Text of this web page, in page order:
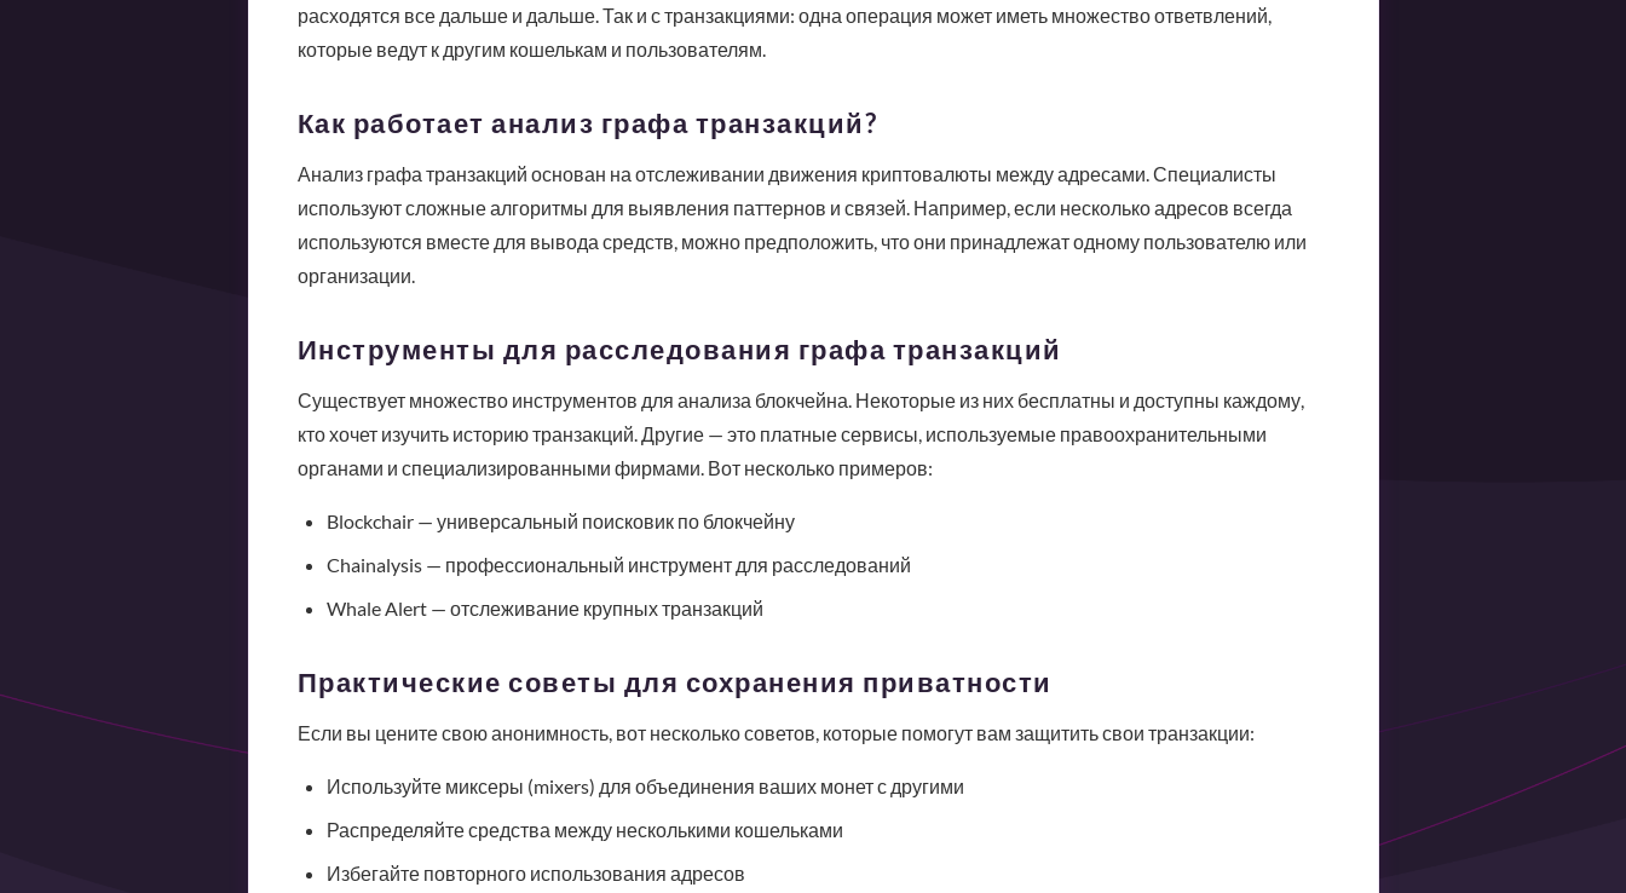
расходятся все дальше и дальше. Так и с транзакциями: одна операция может иметь множество ответвлений,
которые ведут к другим кошелькам и пользователям.
Как работает анализ графа транзакций?
Анализ графа транзакций основан на отслеживании движения криптовалюты между адресами. Специалисты
используют сложные алгоритмы для выявления паттернов и связей. Например, если несколько адресов всегда
используются вместе для вывода средств, можно предположить, что они принадлежат одному пользователю или
организации.
Инструменты для расследования графа транзакций
Существует множество инструментов для анализа блокчейна. Некоторые из них бесплатны и доступны каждому,
кто хочет изучить историю транзакций. Другие — это платные сервисы, используемые правоохранительными
органами и специализированными фирмами. Вот несколько примеров:
Blockchair — универсальный поисковик по блокчейну
Chainalysis — профессиональный инструмент для расследований
Whale Alert — отслеживание крупных транзакций
Практические советы для сохранения приватности
Если вы цените свою анонимность, вот несколько советов, которые помогут вам защитить свои транзакции:
Используйте миксеры (mixers) для объединения ваших монет с другими
Распределяйте средства между несколькими кошельками
Избегайте повторного использования адресов